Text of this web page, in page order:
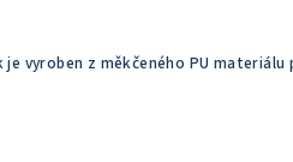
je vyroben z měkčeného PU